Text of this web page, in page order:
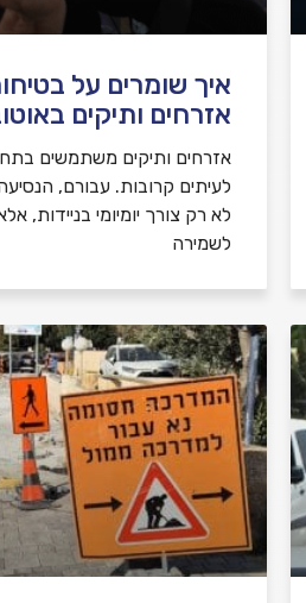
איך שומרים על
אזרחים ותיקים
אזרחים ותיקים משתמשים
לעיתים קרובות. עבורם,
לא רק צורך יומיומי בניידות,
לשמירה